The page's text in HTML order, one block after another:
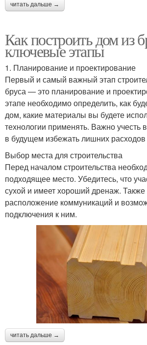
читать дальше →
Как построить дом из
ключевые этапы
1. Планирование и проектирование
Первый и самый важный этап
бруса — это планирование и
этапе необходимо определить, как
дом, какие материалы вы будете
технологии применять. Важно учесть
в будущем избежать лишних
Выбор места для строительства
Перед началом строительства
подходящее место. Убедитесь, что
сухой и имеет хороший дренаж.
расположение коммуникаций и
подключения к ним.
читать дальше →